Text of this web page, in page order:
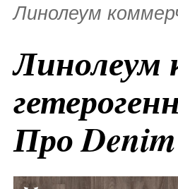
Линолеум
Линолеум
Про